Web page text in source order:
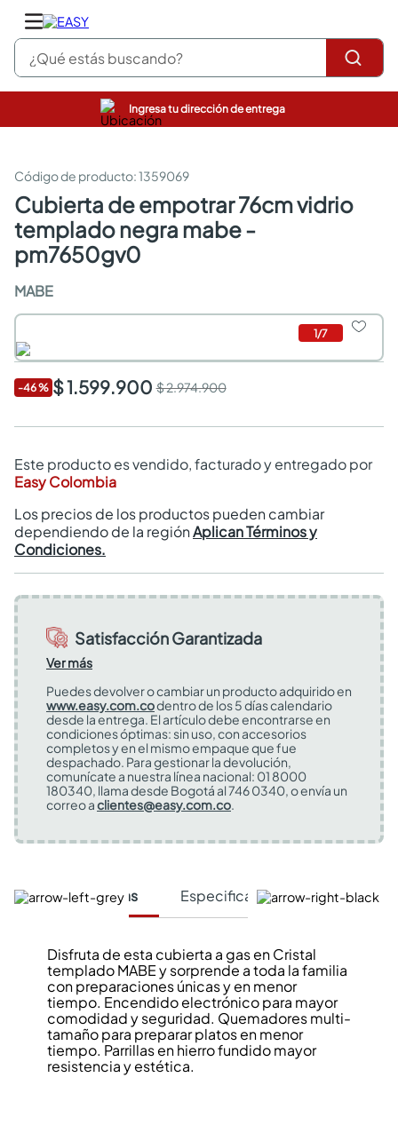
¿Qué estás buscando?
Ingresa tu dirección de entrega
:1359069
cubierta de empotrar 76cm vidrio
templado negra mabe -
pm7650gv0
MABE
1/7
-46% $ 1.599.900 $ 2.974.900
Este producto es vendido, facturado y entregado por
Easy Colombia
Los precios de los productos pueden cambiar
dependiendo de la regiónAplican Términos y
Condiciones.
Satisfacción Garantizada
Ver más
Puedes devolver o cambiar un producto adquirido en
www.easy.com.codentro de los 5 días calendario
desde la entrega. El artículo debe encontrarse en
condiciones óptimas: sin uso, con accesorios
completos y en el mismo empaque que fue
despachado. Para gestionar la devolución,
comunícate a nuestra línea nacional: 01 8000
180340, llama desde Bogotá al 746 0340, o envía un
correo aclientes@easy.com.co.
Características Especificaciones Técnicas
Disfruta de esta cubierta a gas en Cristal
templado MABE y sorprende a toda la familia
con preparaciones únicas y en menor
tiempo. Encendido electrónico para mayor
comodidad y seguridad. Quemadores multi-
tamaño para preparar platos en menor
tiempo. Parrillas en hierro fundido mayor
resistencia y estética.
pinturas
sanitarios
comedor
escritorio
pisos
armarios closet
comedores